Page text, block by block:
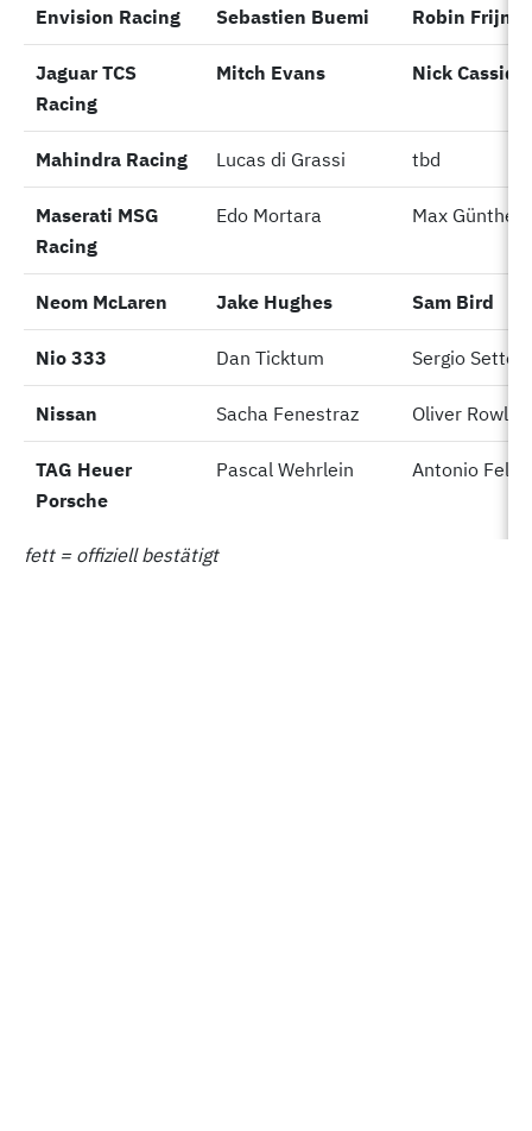
Envision Racing Sebastien Buemi Robin Frijns
Jaguar TCS
Racing
Mitch Evans Nick Cassidy
Mahindra Racing Lucas di Grassi tbd
Maserati MSG
Racing
Edo Mortara Max Günther
Neom McLaren Jake Hughes Sam Bird
Nio 333 Dan Ticktum Sergio Sette
Nissan Sacha Fenestraz Oliver
TAG Heuer
Porsche
Pascal Wehrlein Antonio Felix
Envision Racing
Jaguar TCS
Racing
Mahindra Racing
Maserati MSG
Racing
Neom McLaren
Nio 333
Nissan
TAG Heuer
Porsche
fett = offiziell bestätigt